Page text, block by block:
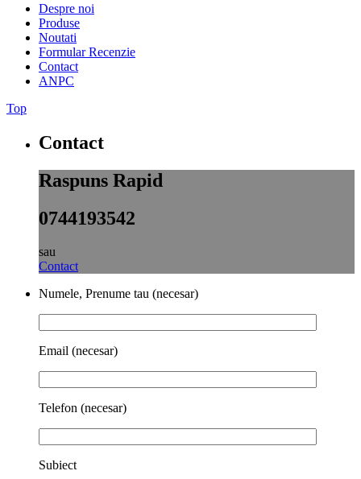
Despre noi
Produse
Noutati
Formular Recenzie
Contact
ANPC
Top
Contact
Raspuns Rapid
0744193542
sau
Contact
Numele, Prenume tau (necesar)
Email (necesar)
Telefon (necesar)
Subiect